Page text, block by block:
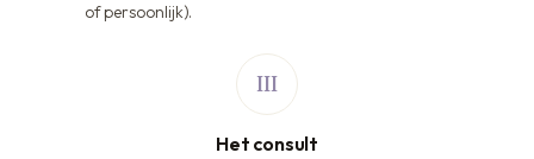
of persoonlijk).
Het consult